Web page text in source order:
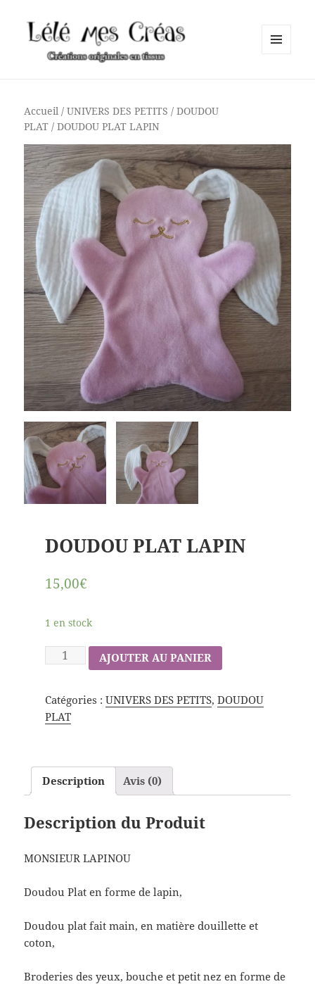
Accueil /UNIVERS DES PETITS /DOUDOU
PLAT / DOUDOU PLAT LAPIN
DOUDOU PLAT LAPIN
15,00€
1 en stock
AJOUTER AU PANIER
Catégories : UNIVERS DES PETITS, DOUDOU
PLAT
Description Avis (0)
Description du Produit
MONSIEUR LAPINOU
Doudou Plat en forme de lapin,
Doudou plat fait main, en matière douillette et
coton,
Broderies des yeux, bouche et petit nez en forme de